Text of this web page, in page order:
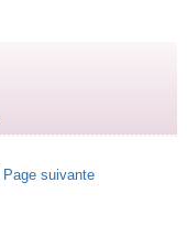
Page suivante